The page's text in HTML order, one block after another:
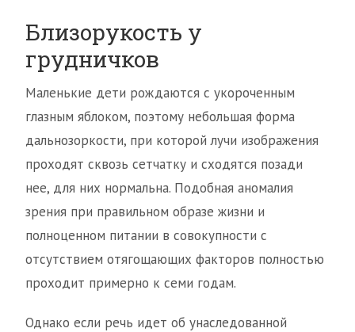
Близорукость у
грудничков
Маленькие дети рождаются с укороченным
глазным яблоком, поэтому небольшая форма
дальнозоркости, при которой лучи изображения
проходят сквозь сетчатку и сходятся позади
нее, для них нормальна. Подобная аномалия
зрения при правильном образе жизни и
полноценном питании в совокупности с
отсутствием отягощающих факторов полностью
проходит примерно к семи годам.
Однако если речь идет об унаследованной